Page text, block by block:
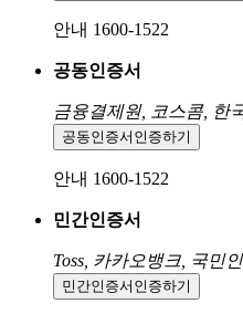
안내 1600-1522
공동인증서
금융결제원, 코스콤, 한
공동인증서 인증하기
안내 1600-1522
민간인증서
Toss, 카카오뱅크, 국민
민간인증서 인증하기